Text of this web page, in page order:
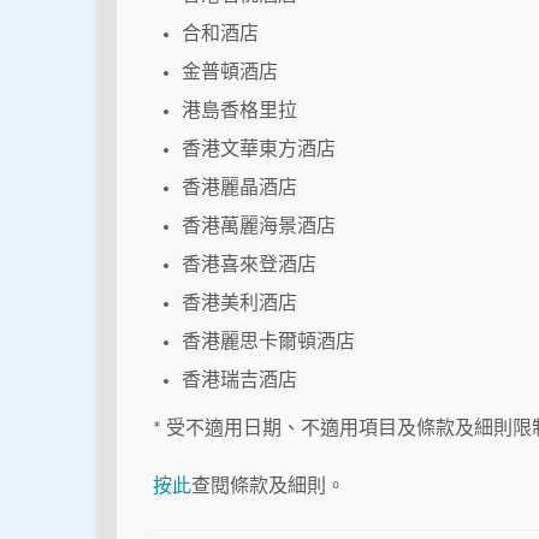
合和酒店
金普頓酒店
港島香格里拉
香港文華東方酒店
香港麗晶酒店
香港萬麗海景酒店
香港喜來登酒店
香港美利酒店
香港麗思卡爾頓酒店
香港瑞吉酒店
* 受不適用日期、不適用項目及條款及細則限
按此查閱條款及細則。